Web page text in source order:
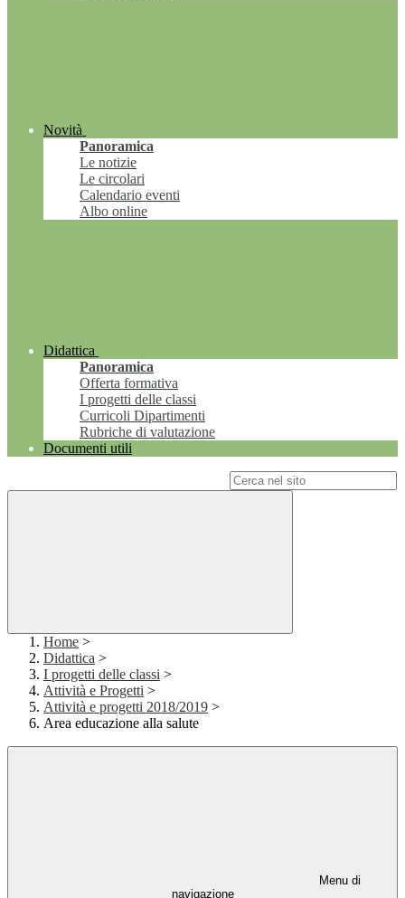
Novità
Panoramica
Le notizie
Le circolari
Calendario eventi
Albo online
Didattica
Panoramica
Offerta formativa
I progetti delle classi
Curricoli Dipartimenti
Rubriche di valutazione
Documenti utili
Home >
Didattica >
I progetti delle classi >
Attività e Progetti >
Attività e progetti 2018/2019 >
Area educazione alla salute
Menu di
navigazione